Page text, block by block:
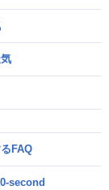
FAQ
second